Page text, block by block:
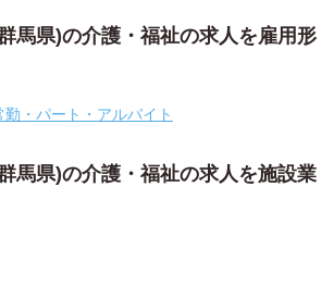
馬県)の介護・福祉の求人を雇用形
勤・パート・アルバイト
馬県)の介護・福祉の求人を施設業